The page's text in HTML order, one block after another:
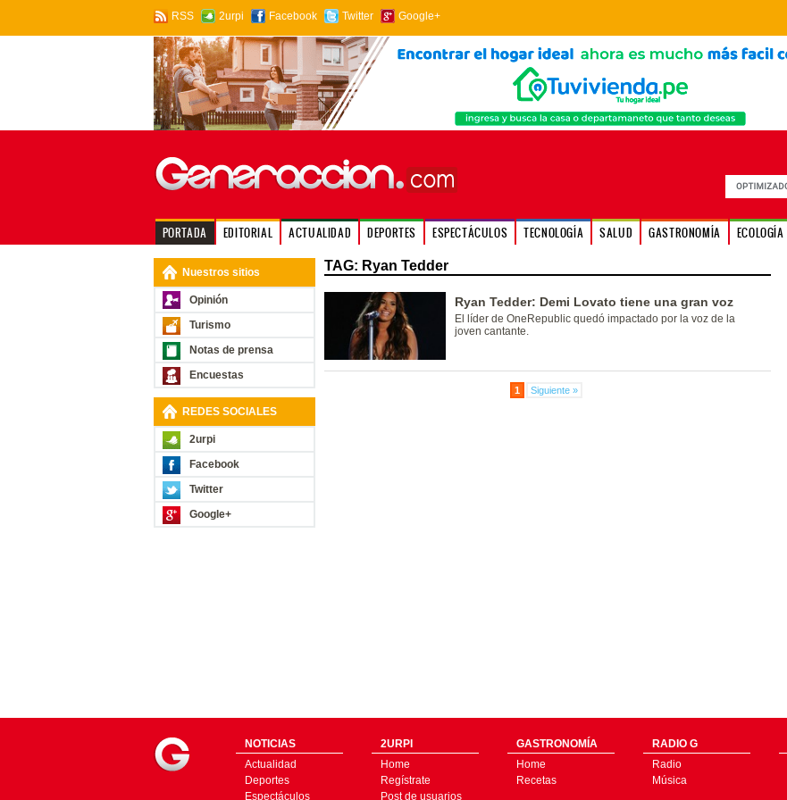
RSS 2urpi Facebook Twitter Google+
PORTADA EDITORIAL ACTUALIDAD DEPORTES ESPECTÁCULOS TECNOLOGÍA SALUD GASTRONOMÍA ECOLOGÍA
Nuestros sitios
Opinión
Turismo
Notas de prensa
Encuestas
REDES SOCIALES
2urpi
Facebook
Twitter
Google+
TAG: Ryan Tedder
Ryan Tedder: Demi Lovato tiene una gran voz
El líder de OneRepublic quedó impactado por la voz de la
joven cantante.
1 Siguiente »
NOTICIAS
Actualidad
Deportes
Espectáculos
2URPI
Home
Regístrate
Post de usuarios
GASTRONOMÍA
Home
Recetas
RADIO G
Radio
Música